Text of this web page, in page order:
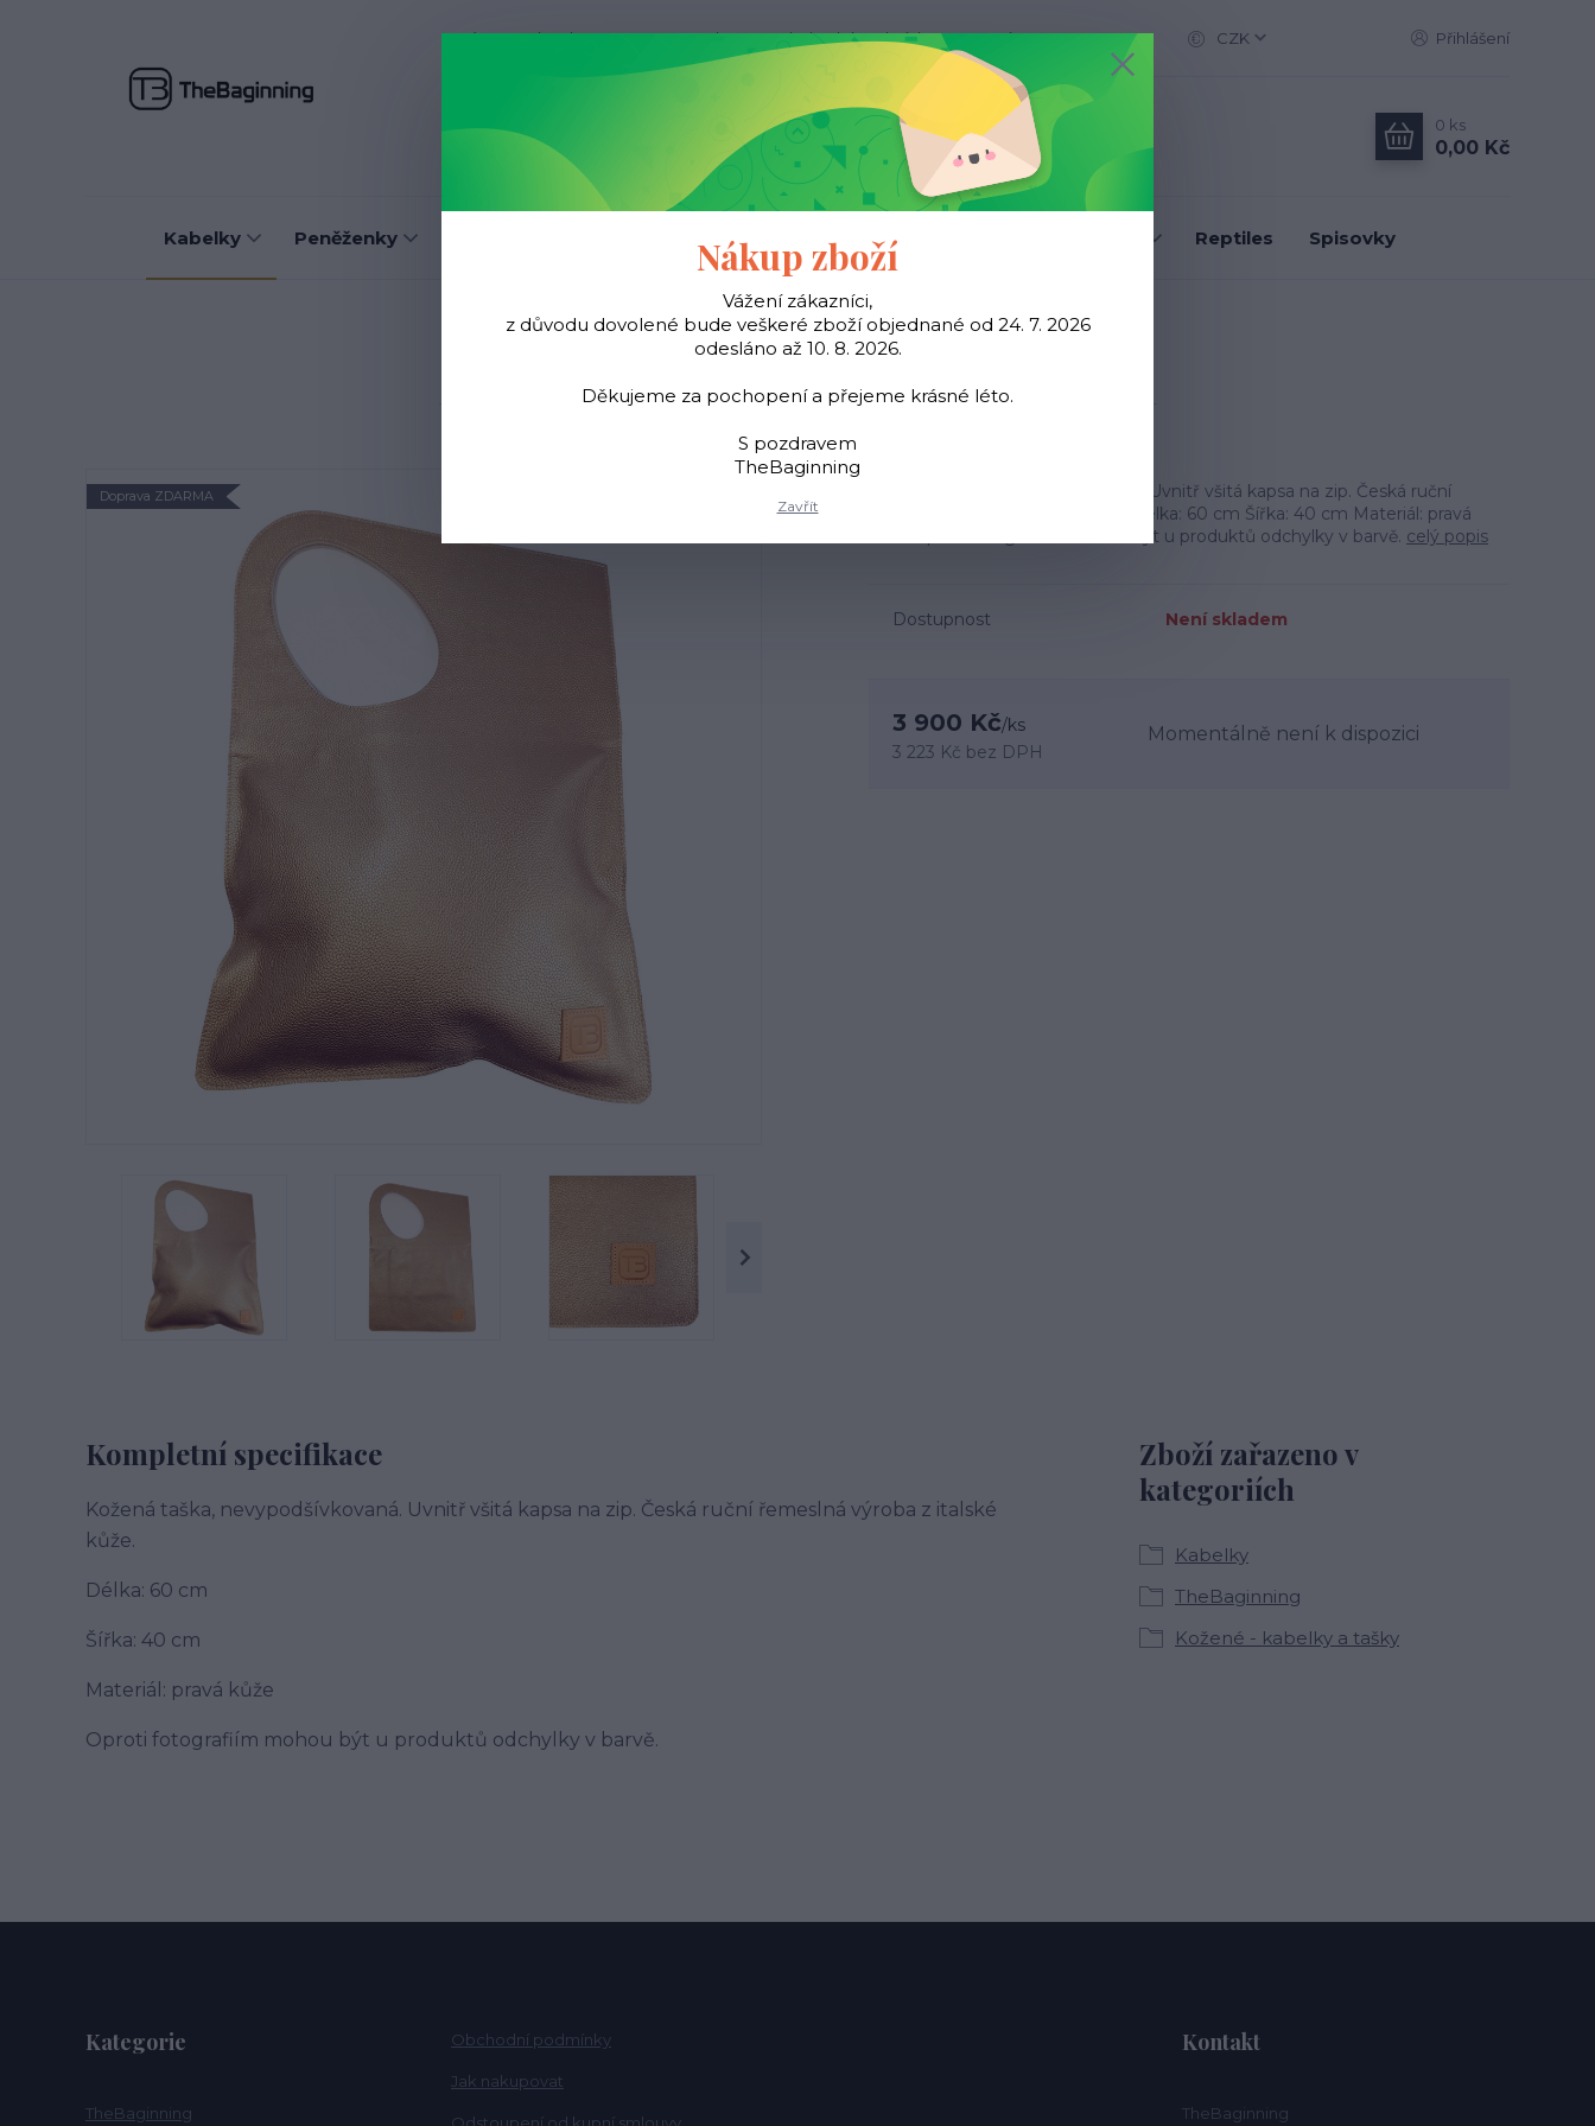
O nás Jak nakupovat Kontakty Obchodní podmínky Více CZK Přihlášení
Hledat
0 ks
0,00 Kč
Kabelky Peněženky Šátky Young TheBaginning Reptiles Spisovky
Úvod Kabelky Kožená taška EGG - Gold
Kožená taška EGG - Gold
Doprava ZDARMA
Kožená taška, nevypodšívkovaná. Uvnitř všitá kapsa na zip. Česká ruční
řemeslná výroba z italské kůže. Délka: 60 cm Šířka: 40 cm Materiál: pravá
kůže Oproti fotografiím mohou být u produktů odchylky v barvě. celý popis
Dostupnost Není skladem
3 900 Kč/ks
3 223 Kč bez DPH
Momentálně není k dispozici
Kompletní specifikace
Kožená taška, nevypodšívkovaná. Uvnitř všitá kapsa na zip. Česká ruční řemeslná výroba z italské
kůže.
Délka: 60 cm
Šířka: 40 cm
Materiál: pravá kůže
Oproti fotografiím mohou být u produktů odchylky v barvě.
Zboží zařazeno v
kategoriích
Kabelky
TheBaginning
Kožené - kabelky a tašky
Kategorie
TheBaginning
Obchodní podmínky
Jak nakupovat
Kontakt
TheBaginning
Nákup zboží
Vážení zákazníci,
z důvodu dovolené bude veškeré zboží objednané od 24. 7. 2026
odesláno až 10. 8. 2026.
Děkujeme za pochopení a přejeme krásné léto.
S pozdravem
TheBaginning
Zavřít